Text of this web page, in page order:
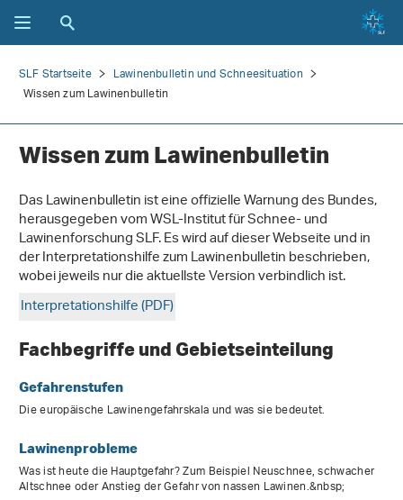
SLF Startseite
Lawinenbulletin und Schneesituation
Wissen zum Lawinenbulletin
Wissen zum Lawinenbulletin
Das Lawinenbulletin ist eine offizielle Warnung des Bundes,
herausgegeben vom WSL-Institut für Schnee- und
Lawinenforschung SLF. Es wird auf dieser Webseite und in
der Interpretationshilfe zum Lawinenbulletin beschrieben,
wobei jeweils nur die aktuellste Version verbindlich ist.
Interpretationshilfe (PDF)
Fachbegriffe und Gebietseinteilung
Gefahrenstufen
Die europäische Lawinengefahrskala und was sie bedeutet.
Lawinenprobleme
Was ist heute die Hauptgefahr? Zum Beispiel Neuschnee, schwacher
Altschnee oder Anstieg der Gefahr von nassen Lawinen.&nbsp;